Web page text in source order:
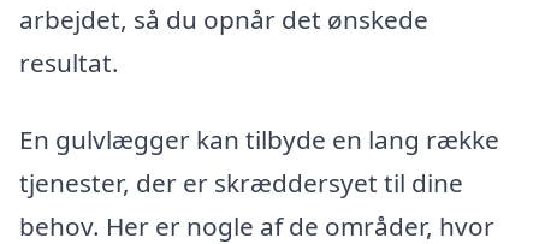
arbejdet, så du opnår det ønskede
resultat.
En gulvlægger kan tilbyde en lang række
tjenester, der er skræddersyet til dine
behov. Her er nogle af de områder, hvor